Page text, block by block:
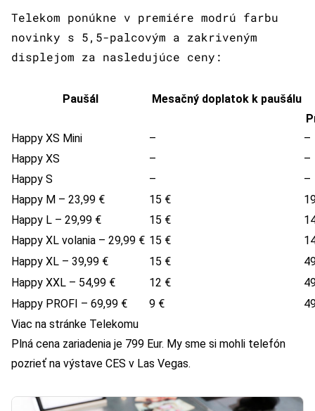
Telekom ponúkne v premiére modrú farbu
novinky s 5,5-palcovým a zakriveným
displejom za nasledujúce ceny:
Paušál
Mesačný doplatok k paušálu
Happy XS Mini
–
–
Happy XS
–
–
Happy S
–
–
Happy M – 23,99 € 15 €
Happy L – 29,99 € 15 €
Happy XL volania – 29,99 € 15 €
Happy XL – 39,99 € 15 €
Happy XXL – 54,99 € 12 €
Happy PROFI – 69,99 € 9 €
Viac na stránke Telekomu
Plná cena zariadenia je 799 Eur. My sme si mohli telefón
pozrieť na výstave CES v Las Vegas.